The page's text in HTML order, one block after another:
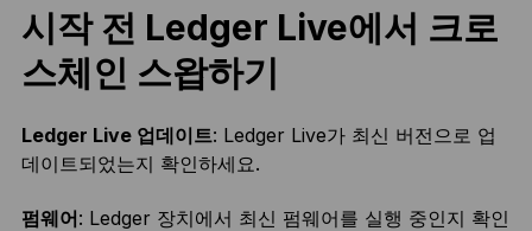
시작 전 Ledger Live에서 크로
스체인 스왑하기
Ledger Live 업데이트: Ledger Live가 최신 버전으로 업
데이트되었는지 확인하세요.
펌웨어: Ledger 장치에서 최신 펌웨어를 실행 중인지 확인